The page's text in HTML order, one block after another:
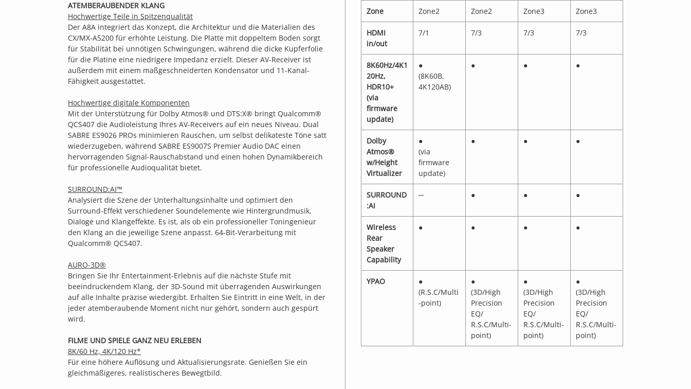
ATEMBERAUBENDER KLANG
Hochwertige Teile in Spitzenqualität
Der A8A integriert das Konzept, die Architektur und die Materialien des
CX/MX-A5200 für erhöhte Leistung. Die Platte mit doppeltem Boden sorgt
für Stabilität bei unnötigen Schwingungen, während die dicke Kupferfolie
für die Platine eine niedrigere Impedanz erzielt. Dieser AV-Receiver ist
außerdem mit einem maßgeschneiderten Kondensator und 11-Kanal-
Fähigkeit ausgestattet.
Hochwertige digitale Komponenten
Mit der Unterstützung für Dolby Atmos® und DTS:X® bringt Qualcomm®
QCS407 die Audioleistung Ihres AV-Receivers auf ein neues Niveau. Dual
SABRE ES9026 PROs minimieren Rauschen, um selbst delikateste Töne satt
wiederzugeben, während SABRE ES9007S Premier Audio DAC einen
hervorragenden Signal-Rauschabstand und einen hohen Dynamikbereich
für professionelle Audioqualität bietet.
SURROUND:AI™
Analysiert die Szene der Unterhaltungsinhalte und optimiert den
Surround-Effekt verschiedener Soundelemente wie Hintergrundmusik,
Dialoge und Klangeffekte. Es ist, als ob ein professioneller Toningenieur
den Klang an die jeweilige Szene anpasst. 64-Bit-Verarbeitung mit
Qualcomm® QCS407.
AURO-3D®
Bringen Sie Ihr Entertainment-Erlebnis auf die nächste Stufe mit
beeindruckendem Klang, der 3D-Sound mit überragenden Auswirkungen
auf alle Inhalte präzise wiedergibt. Erhalten Sie Eintritt in eine Welt, in der
jeder atemberaubende Moment nicht nur gehört, sondern auch gespürt
wird.
FILME UND SPIELE GANZ NEU ERLEBEN
8K/60 Hz, 4K/120 Hz*
Für eine höhere Auflösung und Aktualisierungsrate. Genießen Sie ein
gleichmäßigeres, realistischeres Bewegtbild.
Zone Zone2 Zone2 Zone3 Zone3
HDMI
in/out
7/1 7/3 7/3 7/3
8K60Hz/4K1
20Hz,
HDR10+
(via
firmware
update)
●
(8K60B,
4K120AB)
● ● ●
Dolby
Atmos®
w/Height
Virtualizer
●
(via
firmware
update)
● ● ●
SURROUND
:AI
─ ● ● ●
Wireless
Rear
Speaker
Capability
● ● ● ●
YPAO
●
(R.S.C/Multi
-point)
●
(3D/High
Precision
EQ/
R.S.C/Multi-
point)
●
(3D/High
Precision
EQ/
R.S.C/Multi-
point)
●
(3D/High
Precision
EQ/
R.S.C/Multi-
point)